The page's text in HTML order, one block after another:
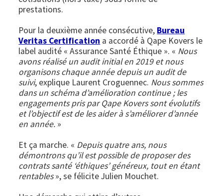
prestations.
Pour la deuxième année consécutive, Bureau
Veritas Certification a accordé à Qape Kovers le
label audité « Assurance Santé Éthique ». « Nous
avons réalisé un audit initial en 2019 et nous
organisons chaque année depuis un audit de
suivi, explique Laurent Croguennec. Nous sommes
dans un schéma d’amélioration continue ; les
engagements pris par Qape Kovers sont évolutifs
et l’objectif est de les aider à s’améliorer d’année
en année. »
Et ça marche. « Depuis quatre ans, nous
démontrons qu’il est possible de proposer des
contrats santé ‘éthiques’ généreux, tout en étant
rentables», se félicite Julien Mouchet.